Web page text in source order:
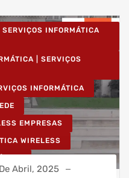
INFORMÁTICA
| SERVIÇOS
INFORMÁTICA
EMPRESAS
WIRELESS
Abril, 2025